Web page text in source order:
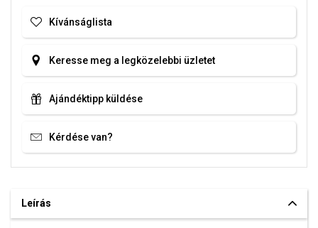
Kívánságlista
Keresse meg a legközelebbi üzletet
Ajándéktipp küldése
Kérdése van?
Leírás